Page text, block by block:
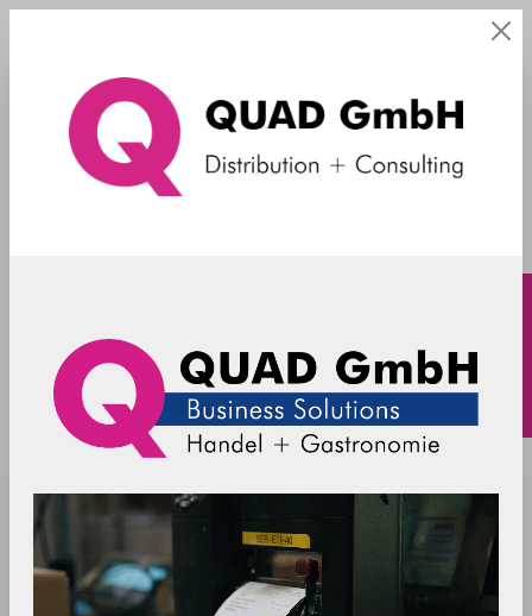
Kit - 2D - mit Stand - weiss
1400GSR-1USB-1E